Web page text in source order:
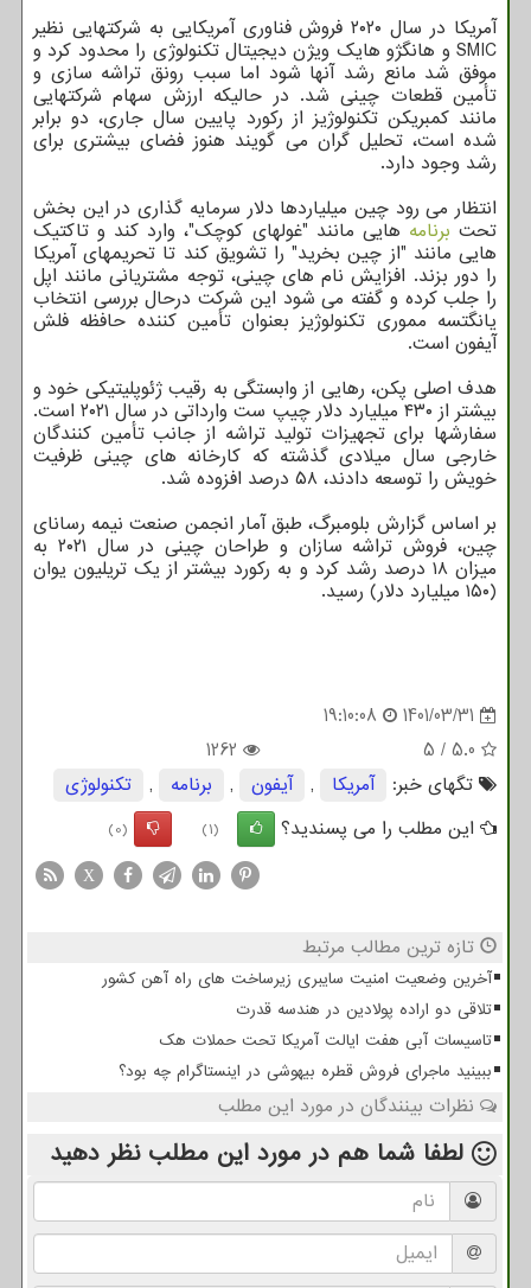
آمریکا در سال ۲۰۲۰ فروش فناوری آمریکایی به شرکتهایی نظیر
SMIC و هانگژو هایک ویژن دیجیتال تکنولوژی را محدود کرد و
موفق شد مانع رشد آنها شود اما سبب رونق تراشه سازی و
تأمین قطعات چینی شد. در حالیکه ارزش سهام شرکتهایی
مانند کمبریکن تکنولوژیز از رکورد پایین سال جاری، دو برابر
شده است، تحلیل گران می گویند هنوز فضای بیشتری برای
رشد وجود دارد.
انتظار می رود چین میلیاردها دلار سرمایه گذاری در این بخش
تحت برنامه هایی مانند "غولهای کوچک"، وارد کند و تاکتیک
هایی مانند "از چین بخرید" را تشویق کند تا تحریمهای آمریکا
را دور بزند. افزایش نام های چینی، توجه مشتریانی مانند اپل
را جلب کرده و گفته می شود این شرکت درحال بررسی انتخاب
یانگتسه مموری تکنولوژیز بعنوان تأمین کننده حافظه فلش
آیفون است.
هدف اصلی پکن، رهایی از وابستگی به رقیب ژئوپلیتیکی خود و
بیشتر از ۴۳۰ میلیارد دلار چیپ ست وارداتی در سال ۲۰۲۱ است.
سفارشها برای تجهیزات تولید تراشه از جانب تأمین کنندگان
خارجی سال میلادی گذشته که کارخانه های چینی ظرفیت
خویش را توسعه دادند، ۵۸ درصد افزوده شد.
بر اساس گزارش بلومبرگ، طبق آمار انجمن صنعت نیمه رسانای
چین، فروش تراشه سازان و طراحان چینی در سال ۲۰۲۱ به
میزان ۱۸ درصد رشد کرد و به رکورد بیشتر از یک تریلیون یوان
(۱۵۰ میلیارد دلار) رسید.
1401/03/31
19:10:08
5.0
/
5
1262
تگهای خبر:
آمریكا , آیفون , برنامه ,
تكنولوژی
این مطلب را می پسندید؟
(1)
(0)
X
تازه ترین مطالب مرتبط
آخرین وضعیت امنیت سایبری زیرساخت های راه آهن کشور
تلاقی دو اراده پولادین در هندسه قدرت
تاسیسات آبی هفت ایالت آمریکا تحت حملات هک
ببینید ماجرای فروش قطره بیهوشی در اینستاگرام چه بود؟
نظرات بینندگان در مورد این مطلب
لطفا شما هم در مورد این مطلب نظر دهید